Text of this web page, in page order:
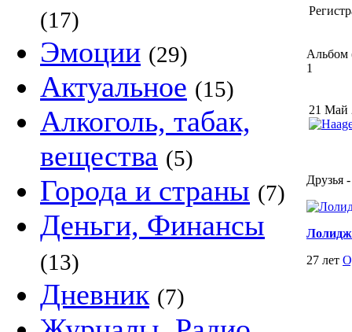
(17)
Эмоции (29)
Актуальное (15)
Алкоголь, табак,
вещества (5)
Города и страны (7)
Деньги, Финансы
(13)
Дневник (7)
Альбом
1
21 Май
Друзья
27 лет